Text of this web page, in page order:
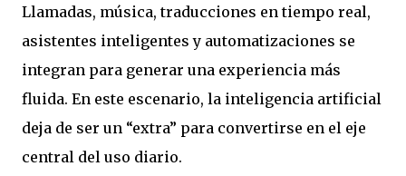
Llamadas, música, traducciones en tiempo real,
asistentes inteligentes y automatizaciones se
integran para generar una experiencia más
fluida. En este escenario, la inteligencia artificial
deja de ser un “extra” para convertirse en el eje
central del uso diario.